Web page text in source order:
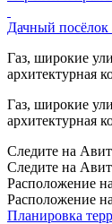
Дачный посёлок
Газ, широкие
архитектурная
Газ, широкие
архитектурная
Следите на
Следите на
Расположение
Расположение
Планировка